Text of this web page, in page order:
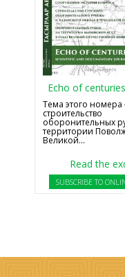
Echo of
Тема этого номера
строительство
оборонительных
территории
Великой...
Read the
SUBSCRIBE TO